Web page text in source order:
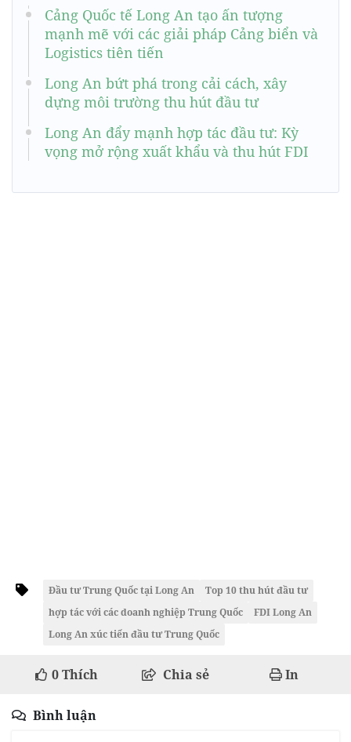
Cảng Quốc tế Long An tạo ấn tượng
mạnh mẽ với các giải pháp Cảng biển và
Logistics tiên tiến
Long An bứt phá trong cải cách, xây
dựng môi trường thu hút đầu tư
Long An đẩy mạnh hợp tác đầu tư: Kỳ
vọng mở rộng xuất khẩu và thu hút FDI
Đầu tư Trung Quốc tại Long An
Top 10 thu hút đầu tư
hợp tác với các doanh nghiệp Trung Quốc
FDI Long An
Long An xúc tiến đầu tư Trung Quốc
0Thích Chia sẻ In
Bình luận